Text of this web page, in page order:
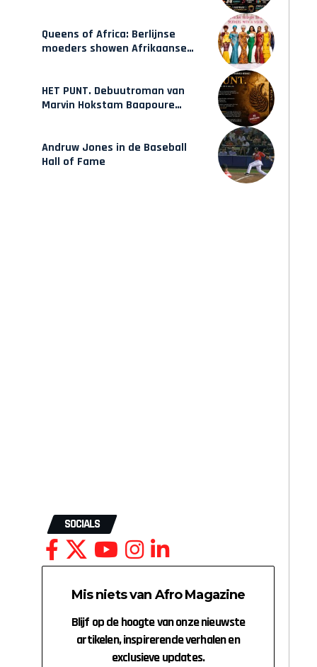
Queens of Africa: Berlijnse
moeders showen Afrikaanse
HET PUNT. Debuutroman van
Marvin Hokstam Baapoure
Andruw Jones in de Baseball
Hall of Fame
SOCIALS
Mis niets van Afro Magazine
Blijf op de hoogte van onze nieuwste
artikelen, inspirerende verhalen en
exclusieve updates.